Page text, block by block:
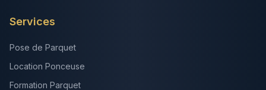
Services
Pose de Parquet
Location Ponceuse
Formation Parquet